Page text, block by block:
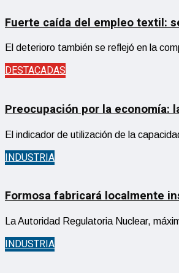
Fuerte caída del empleo textil:
El deterioro también se reflejó en la
DESTACADAS
Preocupación por la economía:
El indicador de utilización de la
INDUSTRIA
Formosa fabricará localmente
La Autoridad Regulatoria Nuclear,
INDUSTRIA